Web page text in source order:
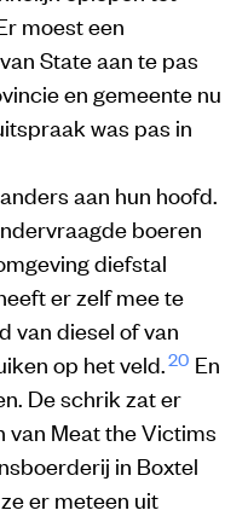
moest een
State aan te pas
en gemeente nu
was pas in
aan hun hoofd.
boeren
diefstal
er zelf mee te
van diesel of van
op het veld.20 En
De schrik zat er
van Meat the Victims
in Boxtel
er meteen uit